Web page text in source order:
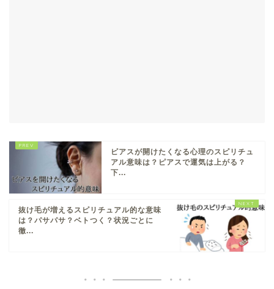
ピアスが開けたくなる心理のスピリチュ
アル意味は？ピアスで運気は上がる？
下...
抜け毛が増えるスピリチュアル的な意味
は？パサパサ？ベトつく？状況ごとに
徹...